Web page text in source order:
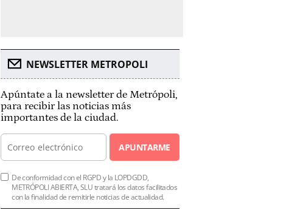
NEWSLETTER METROPOLI
Apúntate a la newsletter de Metrópoli,
para recibir las noticias más
importantes de la ciudad.
APUNTARME
De conformidad con el RGPD y la LOPDGDD,
METRÓPOLI ABIERTA, SLU tratará los datos facilitados
con la finalidad de remitirle noticias de actualidad.